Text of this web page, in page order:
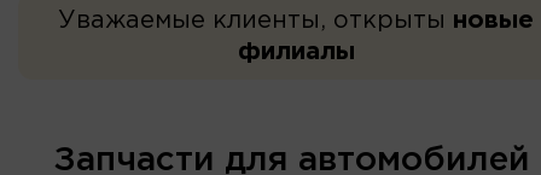
Уважаемые клиенты, открыты новые
филиалы
Запчасти для